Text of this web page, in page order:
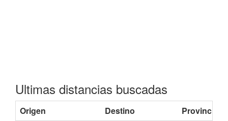
Ultimas distancias buscadas
Origen Destino
Provincia